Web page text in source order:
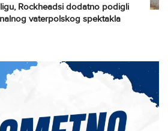
Rockheadsi dodatno podigli
vaterpolskog spektakla